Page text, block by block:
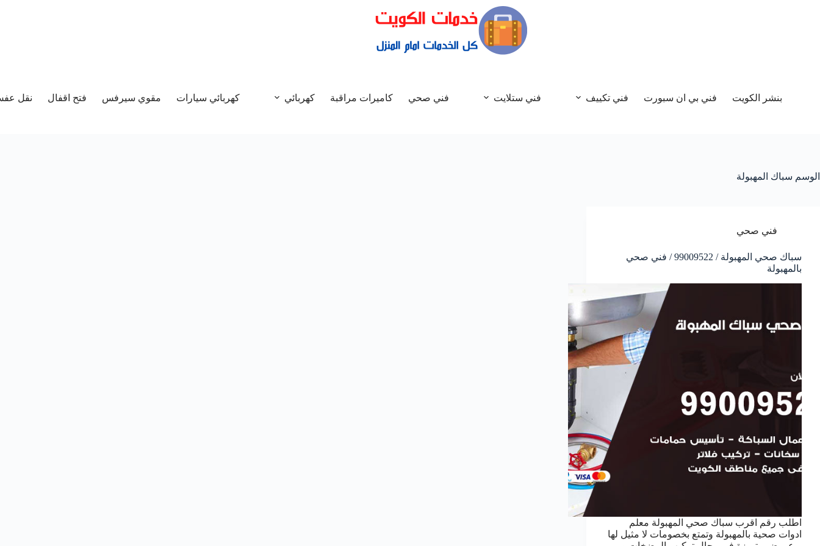
بنشر الكويت فني بي ان سبورت فني تكييف فني ستلايت فني صحي كاميرات مراقبة كهربائي كهربائي سيارات مقوي سيرفس فتح اقفال نقل
الوسم سباك المهبولة
فني صحي
سباك صحي المهبولة / 99009522 / فني صحي
بالمهبولة
اطلب رقم اقرب سباك صحي المهبولة معلم
ادوات صحية بالمهبولة وتمتع بخصومات لا مثيل لها